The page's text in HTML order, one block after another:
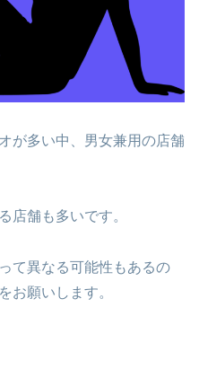
が多い中、男女兼用の店舗
店舗も多いです。
て異なる可能性もあるの
お願いします。